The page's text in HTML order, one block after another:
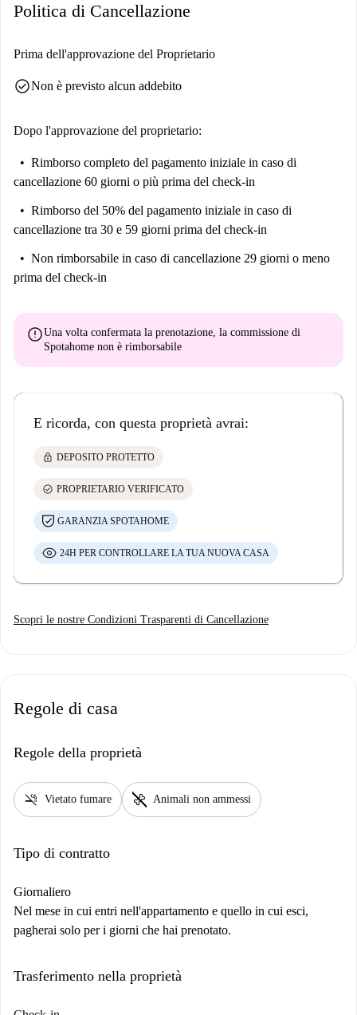
Torre dos Clérigos. Questi luoghi eccezionali rendono questo
Politica di Cancellazione
Prima dell'approvazione del Proprietario
check_circleNon è previsto alcun addebito
Dopo l'approvazione del proprietario:
Rimborso completo del pagamento iniziale in caso di
cancellazione 60 giorni o più prima del check-in
Rimborso del 50% del pagamento iniziale in caso di
cancellazione tra 30 e 59 giorni prima del check-in
Non rimborsabile in caso di cancellazione 29 giorni o meno
prima del check-in
errorUna volta confermata la prenotazione, la commissione di
Spotahome non è rimborsabile
E ricorda, con questa proprietà avrai:
lock DEPOSITO PROTETTO
check_circle PROPRIETARIO VERIFICATO
GARANZIA SPOTAHOME
24H PER CONTROLLARE LA TUA NUOVA CASA
Scopri le nostre Condizioni Trasparenti di Cancellazione
Regole di casa
Regole della proprietà
smoke_free Vietato fumare pet_supplies Animali non ammessi
Tipo di contratto
Giornaliero
Nel mese in cui entri nell'appartamento e quello in cui esci,
pagherai solo per i giorni che hai prenotato.
Trasferimento nella proprietà